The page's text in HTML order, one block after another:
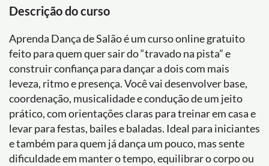
Descrição do curso
Aprenda Dança de Salão é um curso online gratuito
feito para quem quer sair do “travado na pista” e
construir confiança para dançar a dois com mais
leveza, ritmo e presença. Você vai desenvolver base,
coordenação, musicalidade e condução de um jeito
prático, com orientações claras para treinar em casa e
levar para festas, bailes e baladas. Ideal para iniciantes
e também para quem já dança um pouco, mas sente
dificuldade em manter o tempo, equilibrar o corpo ou